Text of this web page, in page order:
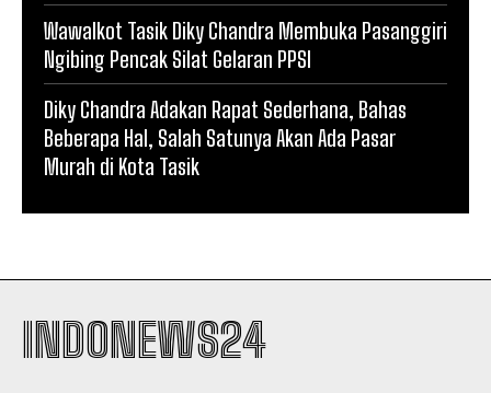
Wawalkot Tasik Diky Chandra Membuka Pasanggiri
Ngibing Pencak Silat Gelaran PPSI
Diky Chandra Adakan Rapat Sederhana, Bahas
Beberapa Hal, Salah Satunya Akan Ada Pasar
Murah di Kota Tasik
INDONEWS24